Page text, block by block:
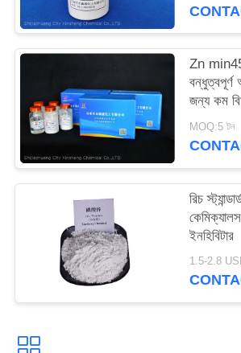
ম্যাপ
PRIVACY
POLICY
Zn
বন্ধুত্বপূর্ণ
জন্য কম
রঙ্গক
MOQ:5 টন
রিচ
ইনহিবিটার
1.5-2.8